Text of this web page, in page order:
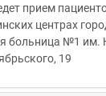
прием
центрах
больница №1 им.
19